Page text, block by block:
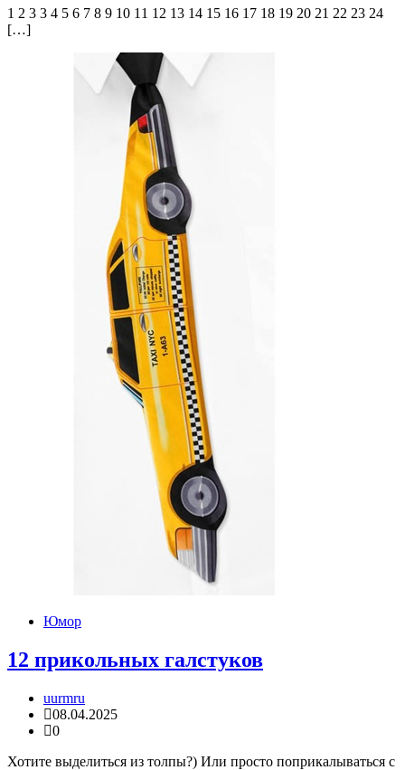
1 2 3 3 4 5 6 7 8 9 10 11 12 13 14 15 16 17 18 19 20 21 22 23 24
[…]
Юмор
12 прикольных галстуков
uurmru
08.04.2025
0
Хотите выделиться из толпы?) Или просто поприкалываться с